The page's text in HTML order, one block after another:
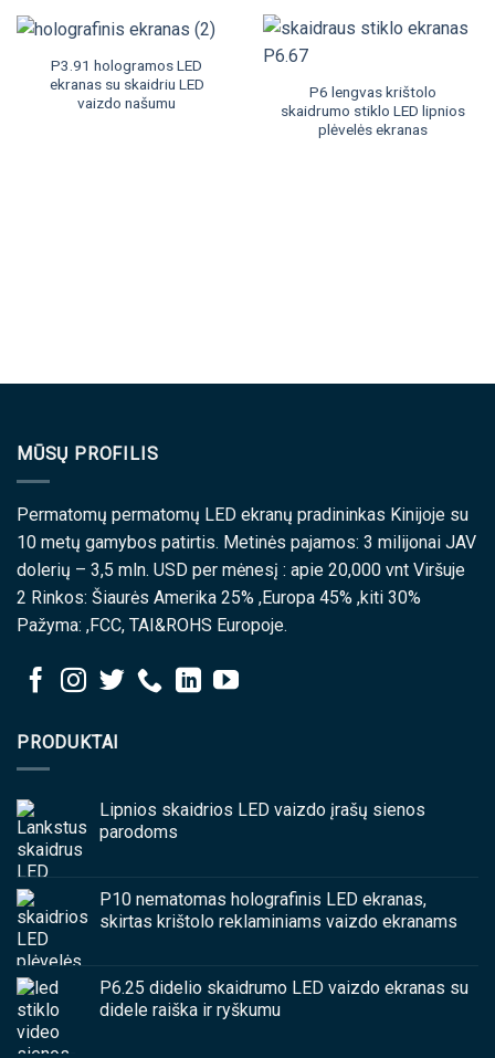
P3.91 hologramos LED
ekranas su skaidriu LED
vaizdo našumu
P6 lengvas krištolo
skaidrumo stiklo LED lipnios
plėvelės ekranas
MŪSŲ PROFILIS
Permatomų permatomų LED ekranų pradininkas Kinijoje su
10 metų gamybos patirtis. Metinės pajamos: 3 milijonai JAV
dolerių – 3,5 mln. USD per mėnesį : apie 20,000 vnt Viršuje
2 Rinkos: Šiaurės Amerika 25% ,Europa 45% ,kiti 30%
Pažyma: ,FCC, TAI&ROHS Europoje.
PRODUKTAI
Lipnios skaidrios LED vaizdo įrašų sienos
parodoms
P10 nematomas holografinis LED ekranas,
skirtas krištolo reklaminiams vaizdo ekranams
P6.25 didelio skaidrumo LED vaizdo ekranas su
didele raiška ir ryškumu